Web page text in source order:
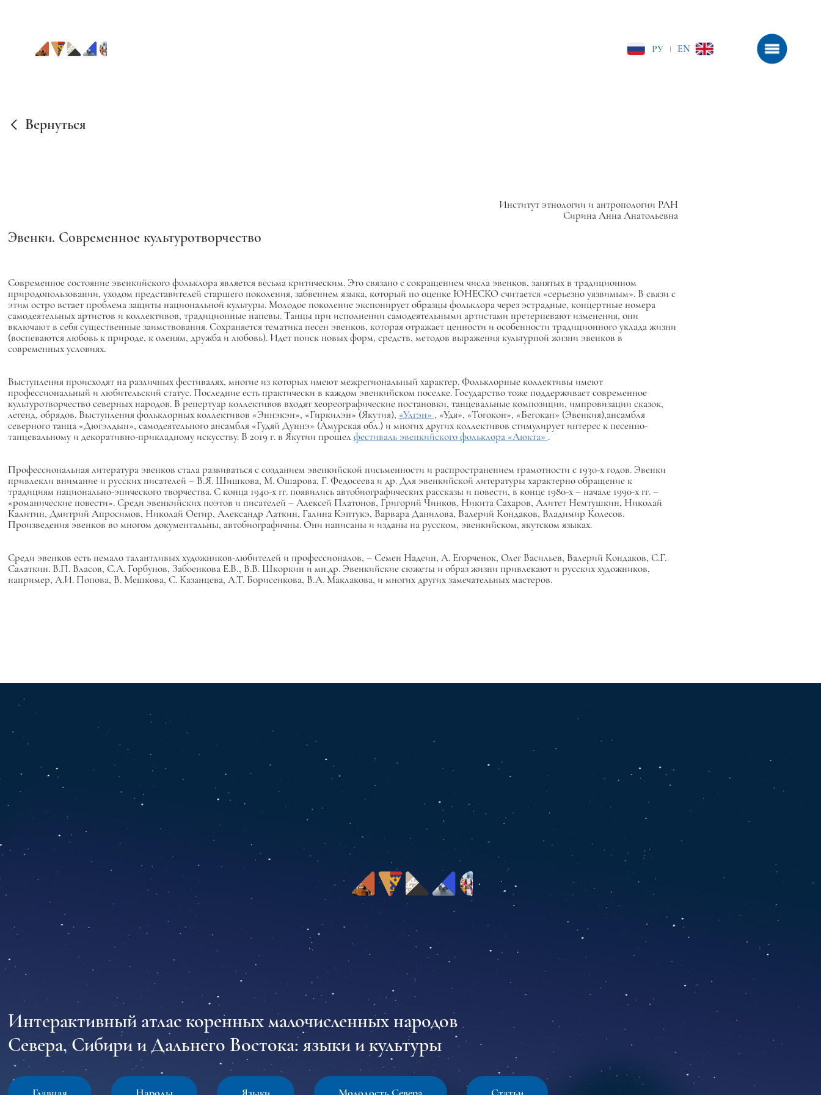
РУ EN
Вернуться
Институт этнологии и антропологии РАН
Сирина Анна Анатольевна
Эвенки. Современное культуротворчество
Современное состояние эвенкийского фольклора является весьма критическим. Это связано с сокращением числа эвенков, занятых в традиционном
природопользовании, уходом представителей старшего поколения, забвением языка, который по оценке ЮНЕСКО считается «серьезно уязвимым». В связи с
этим остро встает проблема защиты национальной культуры. Молодое поколение экспонирует образцы фольклора через эстрадные, концертные номера
самодеятельных артистов и коллективов, традиционные напевы. Танцы при исполнении самодеятельными артистами претерпевают изменения, они
включают в себя существенные заимствования. Сохраняется тематика песен эвенков, которая отражает ценности и особенности традиционного уклада жизни
(воспеваются любовь к природе, к оленям, дружба и любовь). Идет поиск новых форм, средств, методов выражения культурной жизни эвенков в
современных условиях.
Выступления происходят на различных фестивалях, многие из которых имеют межрегиональный характер. Фольклорные коллективы имеют
профессиональный и любительский статус. Последние есть практически в каждом эвенкийском поселке. Государство тоже поддерживает современное
культуротворчество северных народов. В репертуар коллективов входят хеореографические постановки, танцевальные композиции, импровизации сказок,
легенд, обрядов. Выступления фольклорных коллективов «Эннэкэн», «Гиркилэн» (Якутия), «Улгэн» , «Удя», «Тогокон», «Бегокан» (Эвенкия),ансамбля
северного танца «Дюгэлдын», самодеятельного ансамбля «Гудяй Дуннэ» (Амурская обл.) и многих других коллективов стимулирует интерес к песенно-
танцевальному и декоративно-прикладному искусству. В 2019 г. в Якутии прошелфестиваль эвенкийского фольклора «Аюкта» .
Профессиональная литература эвенков стала развиваться с созданием эвенкийской письменности и распространением грамотности с 1930-х годов. Эвенки
привлекли внимание и русских писателей – В.Я. Шишкова, М. Ошарова, Г. Федосеева и др. Для эвенкийской литературы характерно обращение к
традициям национально-эпического творчества. С конца 1940-х гг. появились автобиографических рассказы и повести, в конце 1980-х – начале 1990-х гг. –
«романические повести». Среди эвенкийских поэтов и писателей – Алексей Платонов, Григорий Чинков, Никита Сахаров, Алитет Немтушкин, Николай
Калитин, Дмитрий Апросимов, Николай Оегир, Александр Латкин, Галина Кэптукэ, Варвара Данилова, Валерий Кондаков, Владимир Колесов.
Произведения эвенков во многом документальны, автобиографичны. Они написаны и изданы на русском, эвенкийском, якутском языках.
Среди эвенков есть немало талантливых художников-любителей и профессионалов, – Семен Надеин, А. Егорченок, Олег Васильев, Валерий Кондаков, С.Г.
Салаткин. В.П. Власов, С.А. Горбунов, Забоенкова Е.В., В.В. Шкоркин и мн.др. Эвенкийские сюжеты и образ жизни привлекают и русских художников,
например, А.И. Попова, В. Мешкова, С. Казанцева, А.Т. Борисенкова, В.А. Маклакова, и многих других замечательных мастеров.
Интерактивный атлас коренных малочисленных народов
Севера, Сибири и Дальнего Востока: языки и культуры